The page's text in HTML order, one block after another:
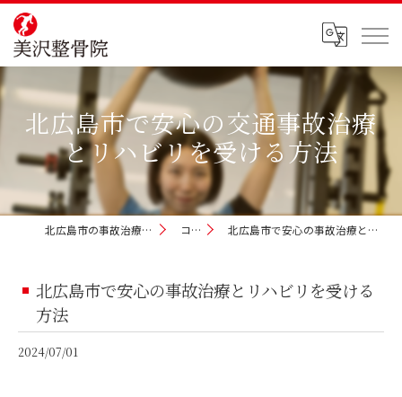
北広島市で安心の交通事故治療
とリハビリを受ける方法
北広島市の事故治療なら美沢整骨院 コラム 北広島市で安心の事故治療とリハビリを受ける方法
北広島市で安心の事故治療とリハビリを受ける
方法
2024/07/01